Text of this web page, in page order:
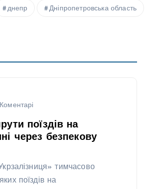
днепр Дніпропетровська область
поїздів на
через безпекову
тимчасово
поїздів на